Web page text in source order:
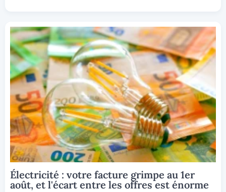
Électricité : votre facture grimpe au 1er
août, et l'écart entre les offres est énorme